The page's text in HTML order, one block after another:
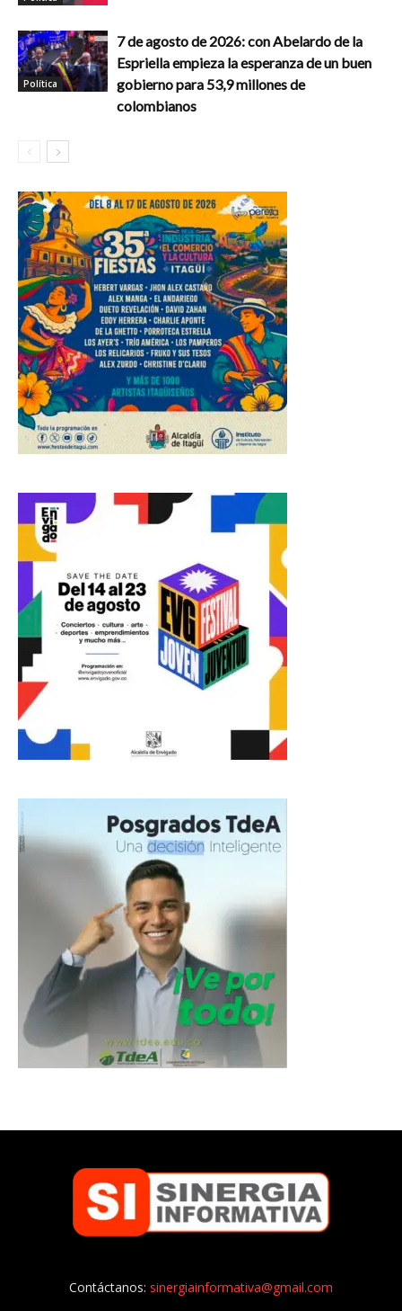
Política
7 de agosto de 2026: con Abelardo de la
Espriella empieza la esperanza de un buen
gobierno para 53,9 millones de
colombianos
Contáctanos: sinergiainformativa@gmail.com